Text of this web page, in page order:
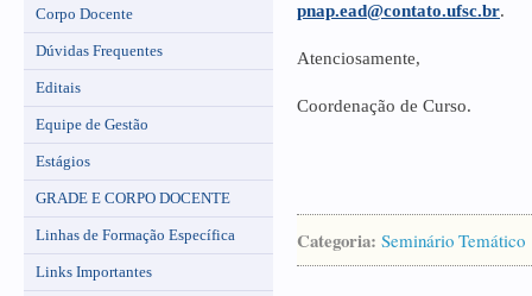
Corpo Docente
Dúvidas Frequentes
Editais
Equipe de Gestão
Estágios
GRADE E CORPO DOCENTE
Linhas de Formação Específica
Links Importantes
pnap.ead@contato.ufsc.br.
Atenciosamente,
Coordenação de Curso.
Categoria: Seminário Temático